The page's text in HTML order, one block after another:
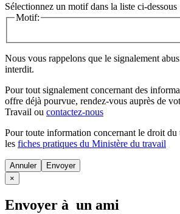
Sélectionnez un motif dans la liste ci-dessous
Motif:
Nous vous rappelons que le signalement
interdit.
Pour tout signalement concernant des
offre déjà pourvue, rendez-vous auprès de
Travail ou contactez-nous
Pour toute information concernant le droit du
les fiches pratiques du Ministère du travail
Annuler
×
Envoyer à un ami